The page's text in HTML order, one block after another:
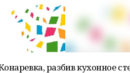
разбив кухонное